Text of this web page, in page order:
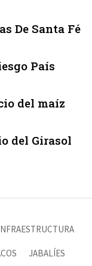
De Santa Fé
País
del maíz
del Girasol
JABALÍES